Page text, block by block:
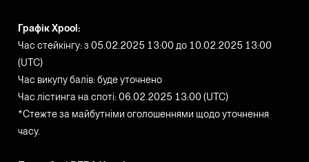
Графік Xpool:
Час стейкінгу: з 05.02.2025 13:00 до 10.02.2025 13:00
(UTC)
Час викупу балів: буде уточнено
Час лістинга на споті: 06.02.2025 13:00 (UTC)
*Стежте за майбутніми оголошеннями щодо уточнення
часу.